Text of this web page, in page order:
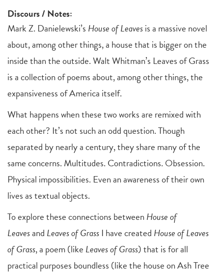
Discours / Notes:
Mark Z. Danielewski’s House of Leavesis a massive novel
about, among other things, a house that is bigger on the
inside than the outside. Walt Whitman’s Leaves of Grass
is a collection of poems about, among other things, the
expansiveness of America itself.
What happens when these two works are remixed with
each other? It’s not such an odd question. Though
separated by nearly a century, they share many of the
same concerns. Multitudes. Contradictions. Obsession.
Physical impossibilities. Even an awareness of their own
lives as textual objects.
To explore these connections betweenHouse of
Leavesand Leaves of Grass I have created House of Leaves
of Grass, a poem (like Leaves of Grass) that is for all
practical purposes boundless (like the house on Ash Tree